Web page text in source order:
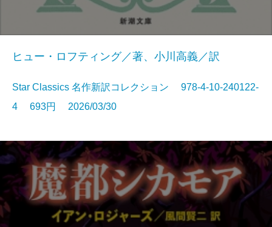
ヒュー・ロフティング／著、小川高義／訳
Star Classics 名作新訳コレクション 978-4-10-240122-
4 693円 2026/03/30